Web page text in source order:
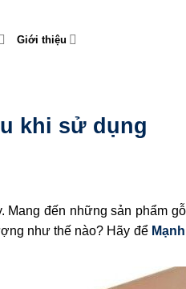
Giới thiệu
khi sử dụng
Mang đến những sản phẩm
như thế nào? Hãy để